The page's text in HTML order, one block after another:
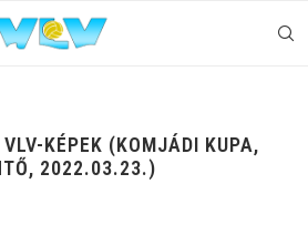
KÉPEK (KOMJÁDI KUPA,
2022.03.23.)